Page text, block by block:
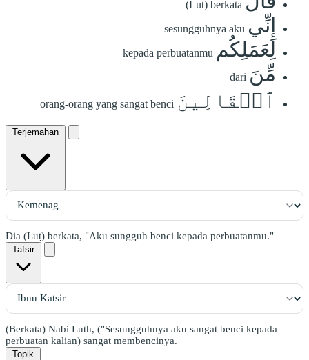
(Lut) berkata
إِنِّي sesungguhnya aku
لِعَمَلِكُم kepada perbuatanmu
مِّنَ dari
ٱلۡقَالِينَ orang-orang yang sangat benci
Terjemahan
Dia (Luṭ) berkata, "Aku sungguh benci kepada perbuatanmu."
Tafsir
(Berkata) Nabi Luth, ("Sesungguhnya aku sangat benci kepada
perbuatan kalian) sangat membencinya.
Topik